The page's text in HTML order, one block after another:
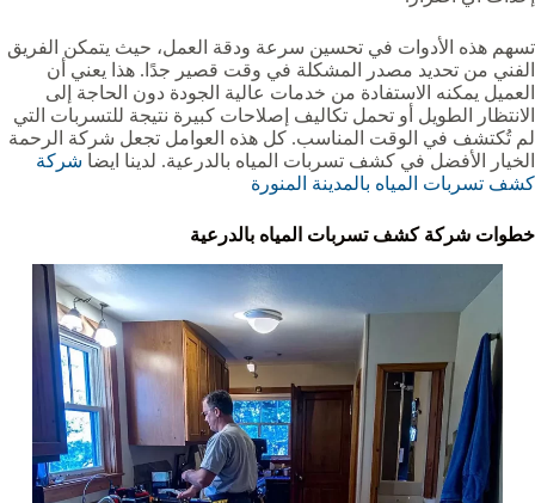
تسهم هذه الأدوات في تحسين سرعة ودقة العمل، حيث يتمكن الفريق
الفني من تحديد مصدر المشكلة في وقت قصير جدًا. هذا يعني أن
العميل يمكنه الاستفادة من خدمات عالية الجودة دون الحاجة إلى
الانتظار الطويل أو تحمل تكاليف إصلاحات كبيرة نتيجة للتسربات التي
لم تُكتشف في الوقت المناسب. كل هذه العوامل تجعل شركة الرحمة
الخيار الأفضل في كشف تسربات المياه بالدرعية. لدينا ايضا شركة
كشف تسربات المياه بالمدينة المنورة
خطوات شركة كشف تسربات المياه بالدرعية